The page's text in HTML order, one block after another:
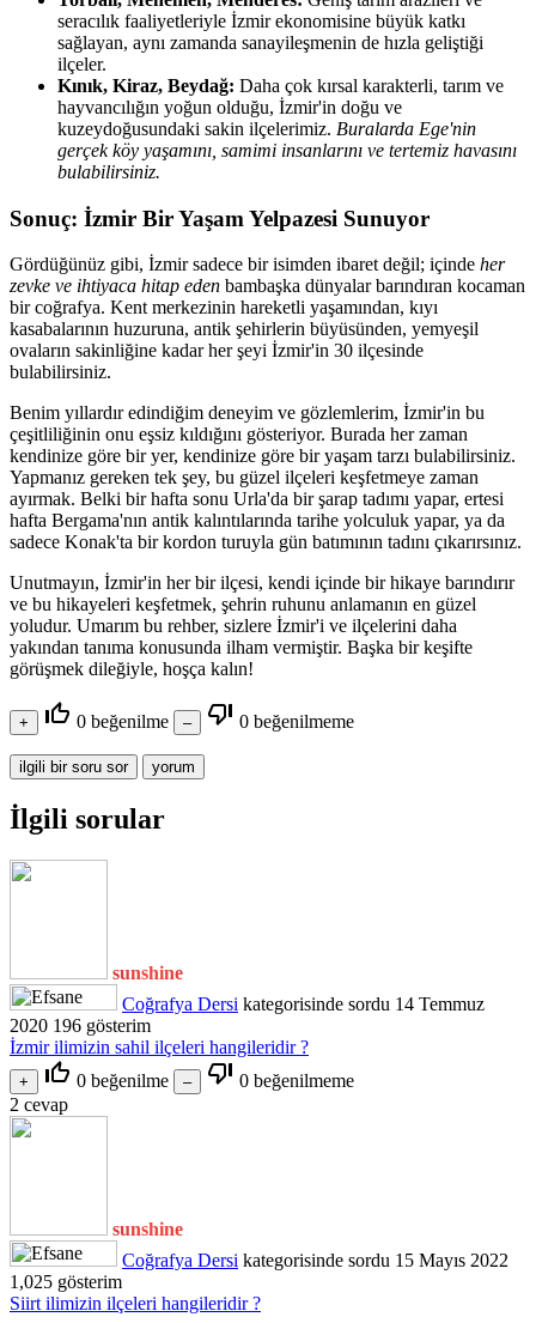
seracılık faaliyetleriyle İzmir ekonomisine büyük katkı
sağlayan, aynı zamanda sanayileşmenin de hızla geliştiği
ilçeler.
Kınık, Kiraz, Beydağ: Daha çok kırsal karakterli, tarım ve
hayvancılığın yoğun olduğu, İzmir'in doğu ve
kuzeydoğusundaki sakin ilçelerimiz. Buralarda Ege'nin
gerçek köy yaşamını, samimi insanlarını ve tertemiz havasını
bulabilirsiniz.
Sonuç: İzmir Bir Yaşam Yelpazesi Sunuyor
Gördüğünüz gibi, İzmir sadece bir isimden ibaret değil; içinde her
zevke ve ihtiyaca hitap eden bambaşka dünyalar barındıran kocaman
bir coğrafya. Kent merkezinin hareketli yaşamından, kıyı
kasabalarının huzuruna, antik şehirlerin büyüsünden, yemyeşil
ovaların sakinliğine kadar her şeyi İzmir'in 30 ilçesinde
bulabilirsiniz.
Benim yıllardır edindiğim deneyim ve gözlemlerim, İzmir'in bu
çeşitliliğinin onu eşsiz kıldığını gösteriyor. Burada her zaman
kendinize göre bir yer, kendinize göre bir yaşam tarzı bulabilirsiniz.
Yapmanız gereken tek şey, bu güzel ilçeleri keşfetmeye zaman
ayırmak. Belki bir hafta sonu Urla'da bir şarap tadımı yapar, ertesi
hafta Bergama'nın antik kalıntılarında tarihe yolculuk yapar, ya da
sadece Konak'ta bir kordon turuyla gün batımının tadını çıkarırsınız.
Unutmayın, İzmir'in her bir ilçesi, kendi içinde bir hikaye barındırır
ve bu hikayeleri keşfetmek, şehrin ruhunu anlamanın en güzel
yoludur. Umarım bu rehber, sizlere İzmir'i ve ilçelerini daha
yakından tanıma konusunda ilham vermiştir. Başka bir keşifte
görüşmek dileğiyle, hoşça kalın!
thumb_up_off_alt 0 beğenilme thumb_down_off_alt 0 beğenilmeme
İlgili sorular
sunshine
Coğrafya Dersi kategorisinde sordu 14 Temmuz
2020 196 gösterim
İzmir ilimizin sahil ilçeleri hangileridir ?
thumb_up_off_alt 0 beğenilme thumb_down_off_alt 0 beğenilmeme
2 cevap
sunshine
Coğrafya Dersi kategorisinde sordu 15 Mayıs 2022
1,025 gösterim
Siirt ilimizin ilçeleri hangileridir ?